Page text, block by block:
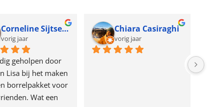
Corneline Sijtsema
vorig jaar
geholpen door
Lisa bij het maken
borrelpakket voor
Wat een
Chiara Casiraghi
vorig jaar